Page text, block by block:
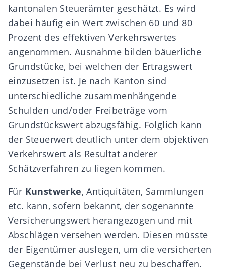
kantonalen Steuerämter geschätzt. Es wird
dabei häufig ein Wert zwischen 60 und 80
Prozent des effektiven Verkehrswertes
angenommen. Ausnahme bilden bäuerliche
Grundstücke, bei welchen der Ertragswert
einzusetzen ist. Je nach Kanton sind
unterschiedliche zusammenhängende
Schulden und/oder Freibeträge vom
Grundstückswert abzugsfähig. Folglich kann
der Steuerwert deutlich unter dem objektiven
Verkehrswert als Resultat anderer
Schätzverfahren zu liegen kommen.
Für Kunstwerke, Antiquitäten, Sammlungen
etc. kann, sofern bekannt, der sogenannte
Versicherungswert herangezogen und mit
Abschlägen versehen werden. Diesen müsste
der Eigentümer auslegen, um die versicherten
Gegenstände bei Verlust neu zu beschaffen.